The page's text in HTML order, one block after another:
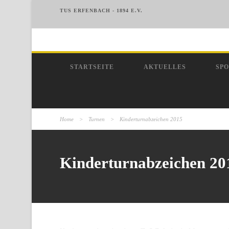
TUS ERFENBACH - 1894 E.V.
STARTSEITE AKTUELLES
Home > Turnen > Kinderturnabzeichen 2015
Kinderturnabzeichen